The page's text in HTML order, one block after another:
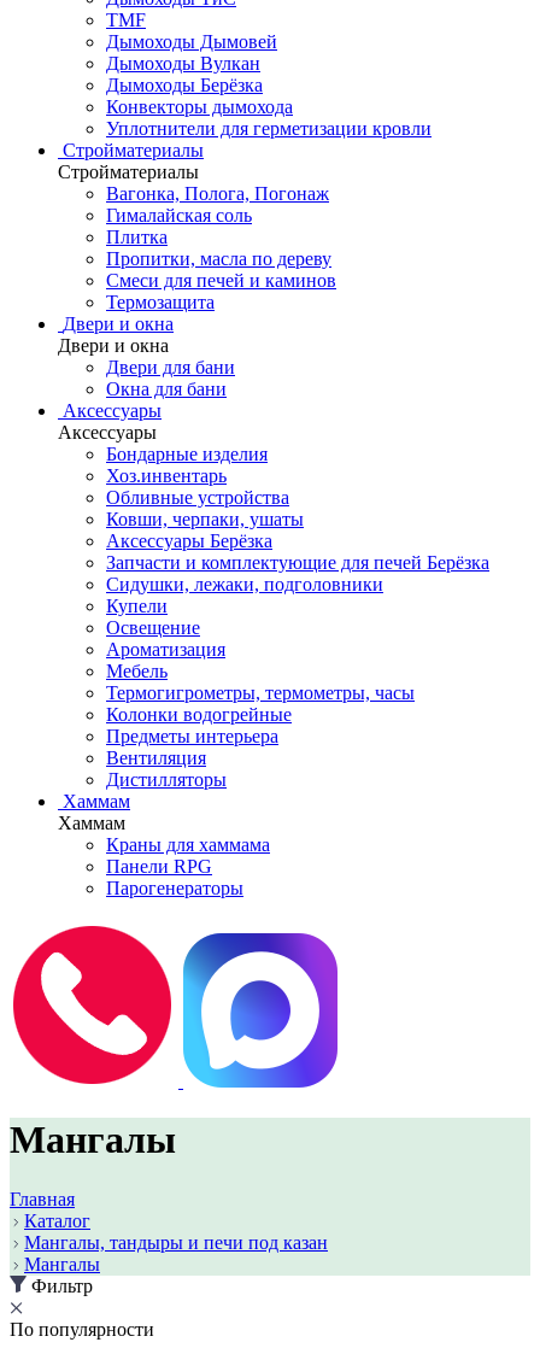
TMF
Дымоходы Дымовей
Дымоходы Вулкан
Дымоходы Берёзка
Конвекторы дымохода
Уплотнители для герметизации кровли
Стройматериалы
Стройматериалы
Вагонка, Полога, Погонаж
Гималайская соль
Плитка
Пропитки, масла по дереву
Смеси для печей и каминов
Термозащита
Двери и окна
Двери и окна
Двери для бани
Окна для бани
Аксессуары
Аксессуары
Бондарные изделия
Хоз.инвентарь
Обливные устройства
Ковши, черпаки, ушаты
Аксессуары Берёзка
Запчасти и комплектующие для печей Берёзка
Сидушки, лежаки, подголовники
Купели
Освещение
Ароматизация
Мебель
Термогигрометры, термометры, часы
Колонки водогрейные
Предметы интерьера
Вентиляция
Дистилляторы
Хаммам
Хаммам
Краны для хаммама
Панели RPG
Парогенераторы
Мангалы
Главная
Каталог
Мангалы, тандыры и печи под казан
Мангалы
Фильтр
По популярности